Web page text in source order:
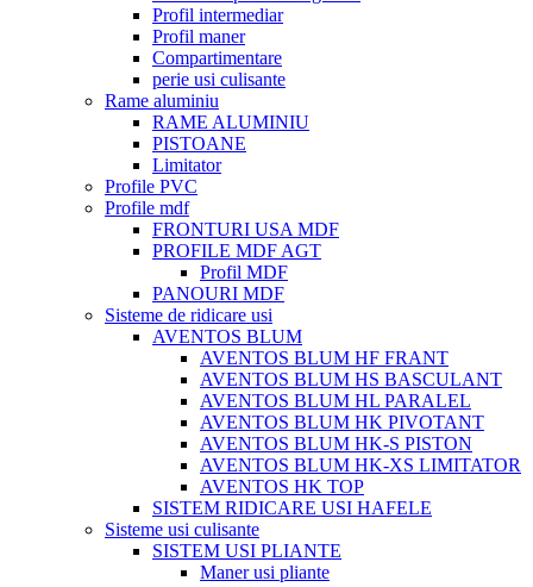
Profil intermediar
Profil maner
Compartimentare
perie usi culisante
Rame aluminiu
RAME ALUMINIU
PISTOANE
Limitator
Profile PVC
Profile mdf
FRONTURI USA MDF
PROFILE MDF AGT
Profil MDF
PANOURI MDF
Sisteme de ridicare usi
AVENTOS BLUM
AVENTOS BLUM HF FRANT
AVENTOS BLUM HS BASCULANT
AVENTOS BLUM HL PARALEL
AVENTOS BLUM HK PIVOTANT
AVENTOS BLUM HK-S PISTON
AVENTOS BLUM HK-XS LIMITATOR
AVENTOS HK TOP
SISTEM RIDICARE USI HAFELE
Sisteme usi culisante
SISTEM USI PLIANTE
Maner usi pliante